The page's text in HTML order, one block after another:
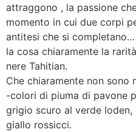
attraggono , la passione
momento in cui due corpi
antitesi che si completano…
la cosa chiaramente la
nere Tahitian.
Che chiaramente non sono
-colori di piuma di pavone
grigio scuro al verde
giallo rossicci.